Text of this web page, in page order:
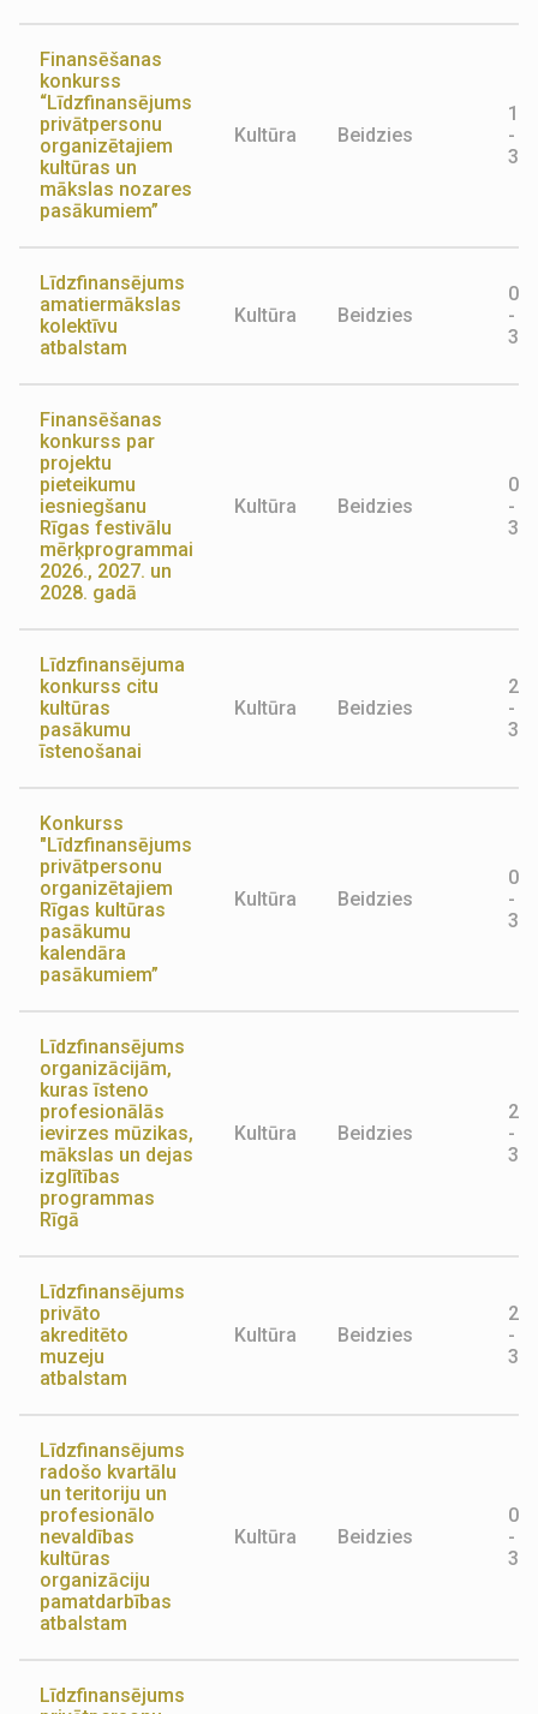
Finansēšanas
konkurss
“Līdzfinansējums
privātpersonu
organizētajiem
kultūras un
mākslas nozares
pasākumiem”
Kultūra Beidzies
-
Līdzfinansējums
amatiermākslas
kolektīvu
atbalstam
Kultūra Beidzies
-
Finansēšanas
konkurss par
projektu
pieteikumu
iesniegšanu
Rīgas festivālu
mērķprogrammai
2026., 2027. un
2028. gadā
Kultūra Beidzies
-
Līdzfinansējuma
konkurss citu
kultūras
pasākumu
īstenošanai
Kultūra Beidzies
-
Konkurss
"Līdzfinansējums
privātpersonu
organizētajiem
Rīgas kultūras
pasākumu
kalendāra
pasākumiem”
Kultūra Beidzies
-
Līdzfinansējums
organizācijām,
kuras īsteno
profesionālās
ievirzes mūzikas,
mākslas un dejas
izglītības
programmas
Rīgā
Kultūra Beidzies
-
Līdzfinansējums
privāto
akreditēto
muzeju
atbalstam
Kultūra Beidzies
-
Līdzfinansējums
radošo kvartālu
un teritoriju un
profesionālo
nevaldības
kultūras
organizāciju
pamatdarbības
atbalstam
Kultūra Beidzies
-
Līdzfinansējums